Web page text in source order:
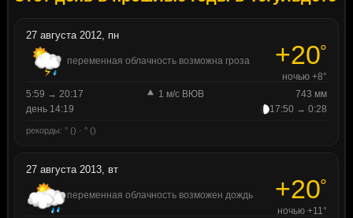
27 августа 2012, пн
переменная облачность возможна гроза +20°
ночью +8°
5:59 → 20:17
1 м/с ВЮВ
743 мм
день 14:19
17:50 → 0:28
рекорды: ° () · ° ()
27 августа 2013, вт
переменная облачность возможен дождь +20°
ночью +11°